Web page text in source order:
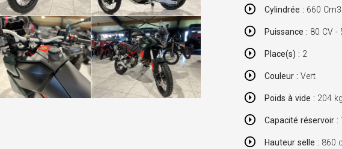
Cylindrée : 660
Puissance : 80 CV -
Place(s) : 2
Couleur : Vert
Poids à vide : 204
Capacité réservoir :
Hauteur selle : 860